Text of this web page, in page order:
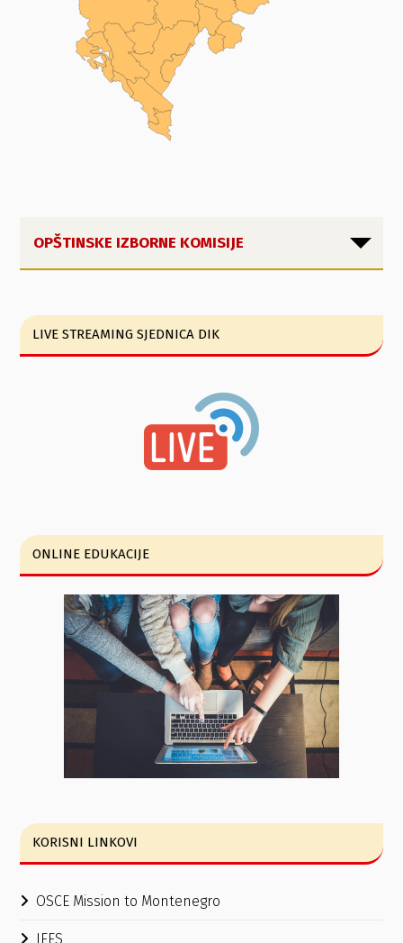
OPŠTINSKE IZBORNE KOMISIJE
LIVE STREAMING SJEDNICA DIK
ONLINE EDUKACIJE
KORISNI LINKOVI
OSCE Mission to Montenegro
IFES